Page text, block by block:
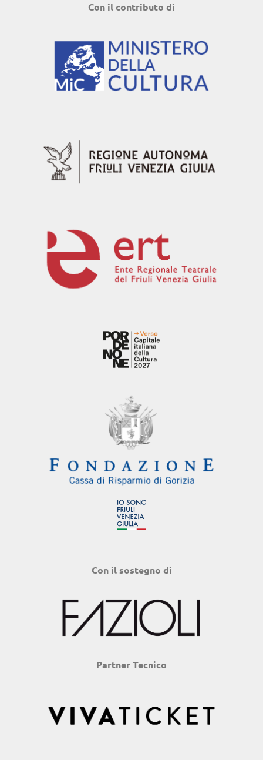
Con il contributo di
Con il sostegno di
Partner Tecnico